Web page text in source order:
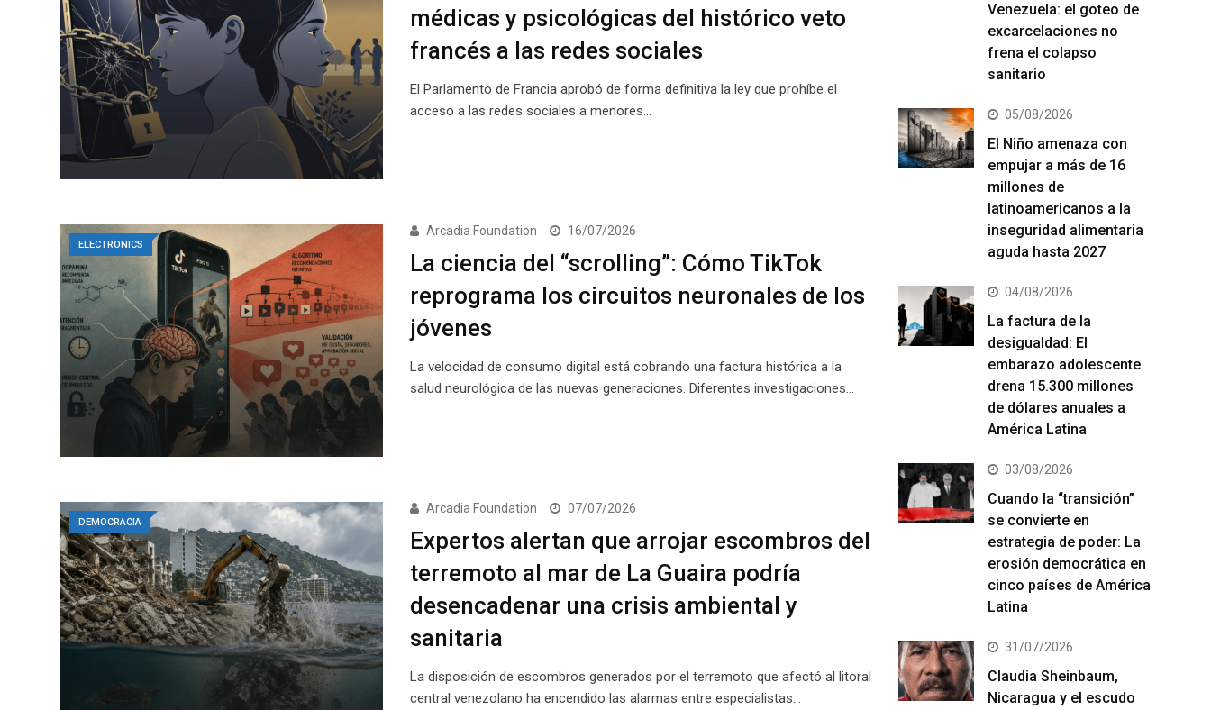
médicas y psicológicas del histórico veto
francés a las redes sociales
El Parlamento de Francia aprobó de forma definitiva la ley que prohíbe el
acceso a las redes sociales a menores…
ELECTRONICS
Arcadia Foundation 16/07/2026
La ciencia del “scrolling”: Cómo TikTok
reprograma los circuitos neuronales de los
jóvenes
La velocidad de consumo digital está cobrando una factura histórica a la
salud neurológica de las nuevas generaciones. Diferentes investigaciones…
DEMOCRACIA
Arcadia Foundation 07/07/2026
Expertos alertan que arrojar escombros del
terremoto al mar de La Guaira podría
desencadenar una crisis ambiental y
sanitaria
La disposición de escombros generados por el terremoto que afectó al litoral
central venezolano ha encendido las alarmas entre especialistas…
Venezuela: el goteo de
excarcelaciones no
frena el colapso
sanitario
05/08/2026
El Niño amenaza con
empujar a más de 16
millones de
latinoamericanos a la
inseguridad alimentaria
aguda hasta 2027
04/08/2026
La factura de la
desigualdad: El
embarazo adolescente
drena 15.300 millones
de dólares anuales a
América Latina
03/08/2026
Cuando la “transición”
se convierte en
estrategia de poder: La
erosión democrática en
cinco países de América
Latina
31/07/2026
Claudia Sheinbaum,
Nicaragua y el escudo